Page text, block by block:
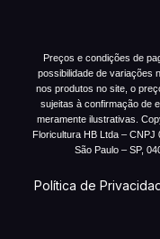
Preços e condições de
possibilidade de variações
nos produtos no site, o
sujeitas à confirmação de
meramente ilustrativas.
Floricultura HB Ltda – CNPJ
São Paulo – SP,
Política de